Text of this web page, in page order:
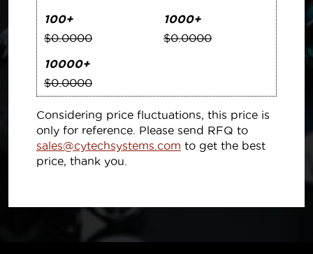
100+
$0.0000
1000+
$0.0000
10000+
$0.0000
Considering price fluctuations, this price is
only for reference. Please send RFQ to
sales@cytechsystems.com to get the best
price, thank you.